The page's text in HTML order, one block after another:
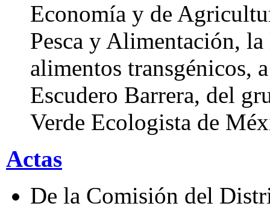
Economía y de
Pesca y Alimentación,
alimentos transgénicos,
Escudero Barrera, del
Verde Ecologista de
Actas
De la Comisión del